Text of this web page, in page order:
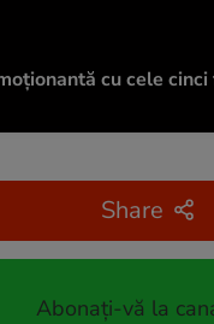
cu cele
Share
Abonați-vă la